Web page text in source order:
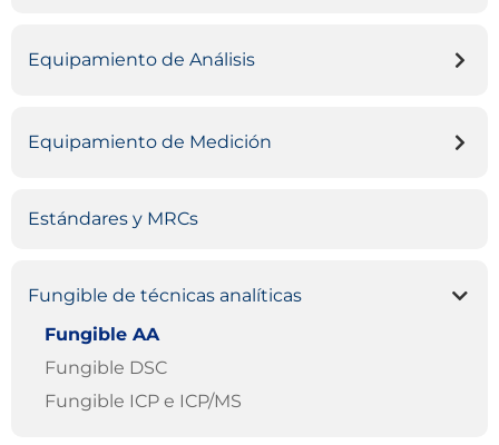
Equipamiento de Análisis
Equipamiento de Medición
Estándares y MRCs
Fungible de técnicas analíticas
Fungible AA
Fungible DSC
Fungible ICP e ICP/MS